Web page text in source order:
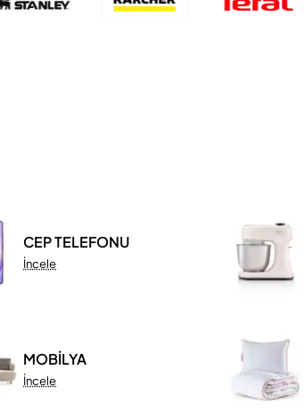
CEP TELEFONU
İncele
MOBİLYA
İncele